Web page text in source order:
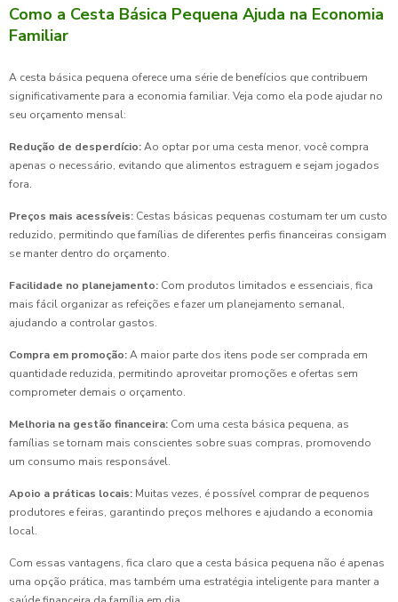
Como a Cesta Básica Pequena Ajuda na Economia
Familiar
A cesta básica pequena oferece uma série de benefícios que contribuem
significativamente para a economia familiar. Veja como ela pode ajudar no
seu orçamento mensal:
Redução de desperdício:Ao optar por uma cesta menor, você compra
apenas o necessário, evitando que alimentos estraguem e sejam jogados
fora.
Preços mais acessíveis: Cestas básicas pequenas costumam ter um custo
reduzido, permitindo que famílias de diferentes perfis financeiras consigam
se manter dentro do orçamento.
Facilidade no planejamento: Com produtos limitados e essenciais, fica
mais fácil organizar as refeições e fazer um planejamento semanal,
ajudando a controlar gastos.
Compra em promoção:A maior parte dos itens pode ser comprada em
quantidade reduzida, permitindo aproveitar promoções e ofertas sem
comprometer demais o orçamento.
Melhoria na gestão financeira: Com uma cesta básica pequena, as
famílias se tornam mais conscientes sobre suas compras, promovendo
um consumo mais responsável.
Apoio a práticas locais: Muitas vezes, é possível comprar de pequenos
produtores e feiras, garantindo preços melhores e ajudando a economia
local.
Com essas vantagens, fica claro que a cesta básica pequena não é apenas
uma opção prática, mas também uma estratégia inteligente para manter a